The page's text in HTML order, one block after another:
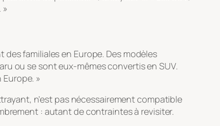
familiales en Europe. Des modèles
ou se sont eux-mêmes convertis en SUV.
»
n’est pas nécessairement compatible
: autant de contraintes à revisiter.